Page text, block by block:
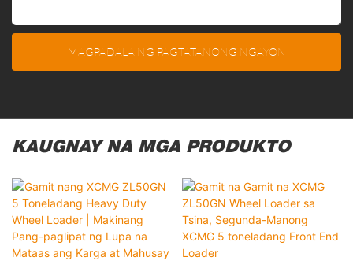
MAGPADALA NG PAGTATANONG NGAYON
KAUGNAY NA MGA PRODUKTO